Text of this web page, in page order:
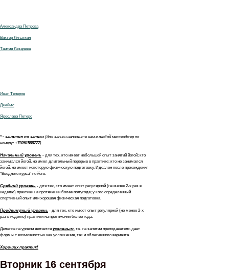
Александра Петрова
Виктор Липаткин
Таисия Лазарева
Иван Тенеров
Джеймс
Ярослава Петерс
* - занятия по записи (для записи напишите нам в любой мессенджер по
номеру: +79261588777)
Начальный уровень - для тех, кто имеет небольшой опыт занятий йогой; кто
занимался йогой, но имел длительный перерыв в практике; кто не занимался
йогой, но имеет некоторую физическую подготовку. Идеален после прохождения
"Вводного курса" по йоге.
Средний уровень - для тех, кто имеет опыт регулярной (не менее 2-х раз в
неделю) практики на протяжении более полугода; у кого определенный
спортивный опыт или хорошая физическая подготовка.
Продвинутый уровень - для тех, кто имеет опыт регулярной (не менее 2-х
раз в неделю) практики на протяжении более года.
Деление на уровни является условным, т.к. на занятии преподаватель дает
формы с возможностью как усложнения, так и облегченного варианта.
Хороших практик!
Вторник 16 сентября